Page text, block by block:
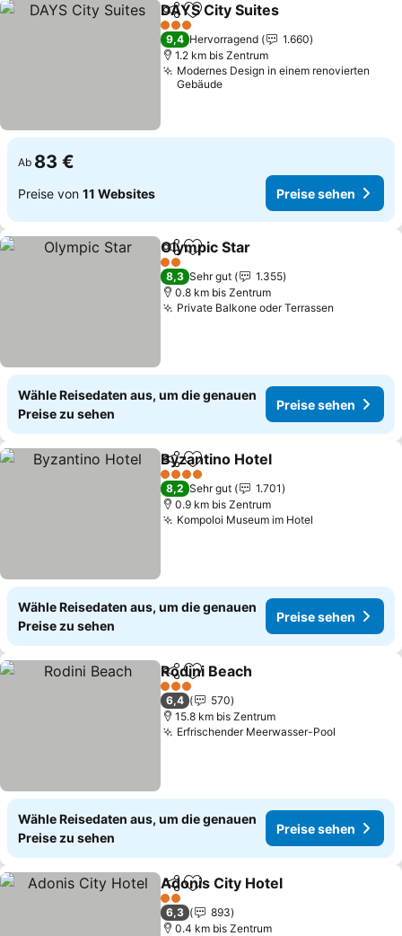
TeilenZu Favoriten hinzufügen
DAYS City Suites
3 Sterne
9,4 Hervorragend
1.660
1.2 km bis Zentrum
Modernes Design in einem renovierten
Gebäude
Ab 83 €
Preise von 11 Websites Preise sehen
TeilenZu Favoriten hinzufügen
Olympic Star
2 Sterne
8,3 Sehr gut
1.355
0.8 km bis Zentrum
Private Balkone oder Terrassen
Wähle Reisedaten aus, um die genauen
Preise zu sehen
Preise sehen
TeilenZu Favoriten hinzufügen
Byzantino Hotel
4 Sterne
8,2 Sehr gut
1.701
0.9 km bis Zentrum
Kompoloi Museum im Hotel
Wähle Reisedaten aus, um die genauen
Preise zu sehen
Preise sehen
TeilenZu Favoriten hinzufügen
Rodini Beach
3 Sterne
6,4
570
15.8 km bis Zentrum
Erfrischender Meerwasser-Pool
Wähle Reisedaten aus, um die genauen
Preise zu sehen
Preise sehen
TeilenZu Favoriten hinzufügen
Adonis City Hotel
2 Sterne
6,3
893
0.4 km bis Zentrum